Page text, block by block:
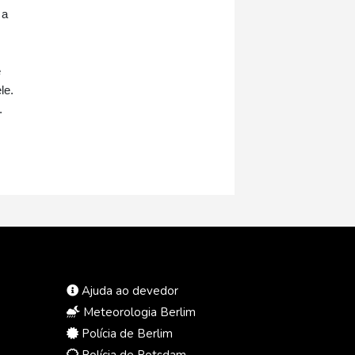
Ajuda ao devedor
Meteorologia Berlim
Polícia de Berlim